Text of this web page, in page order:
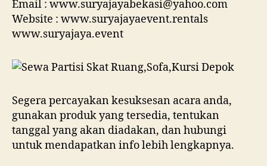
Email : www.suryajayabekasi@yahoo.com
Website : www.suryajayaevent.rentals
www.suryajaya.event
Segera percayakan kesuksesan acara anda,
gunakan produk yang tersedia, tentukan
tanggal yang akan diadakan, dan hubungi
untuk mendapatkan info lebih lengkapnya.